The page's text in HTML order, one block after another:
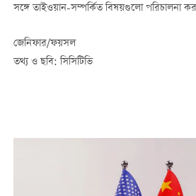
সঙ্গে তাইওয়ান-সম্পর্কিত বিষয়গুলো পরিচালনা
জেনিফার/ফয়সল
তথ্য ও ছবি: সিসিটিভি